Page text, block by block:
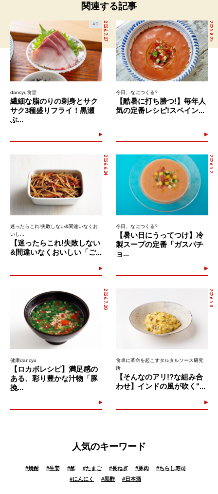
関連する記事
2026.7.27
AD
dancyu食堂
繊細な脂のりの刺身とサク
サク3種盛りフライ！黒瀬
ぶ...
2025.8.25
今日、なにつくる?
【酷暑に打ち勝つ!】毎年人
気の定番レシピ!スペイン...
2026.6.24
迷ったらこれ!失敗しない&間違いなくお
いし...
【迷ったらこれ!失敗しない
&間違いなくおいしい「ご...
2026.5.2
今日、なにつくる?
【暑い日にうってつけ】冷
製スープの定番「ガスパチ
ョ...
2026.7.20
健康dancyu
【ロカボレシピ】満足感の
ある、彩り豊かな汁物「豚
挽...
2026.5.8
食卓に革命を起こすタルタルソース研究
所
【そんなのアリ!?な組み合
わせ】インドの風が吹く"...
人気のキーワード
#焼酎 #生姜 #酢 #たまご #長ねぎ #豚肉 #ちらし寿司
#にんにく #黒酢 #日本酒